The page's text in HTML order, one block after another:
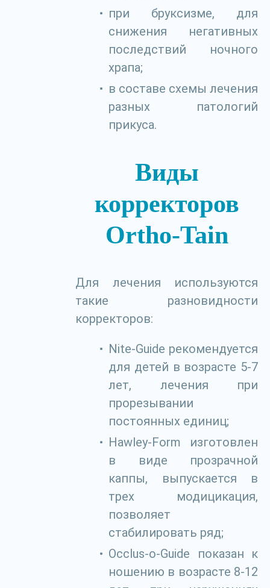
при бруксизме, для
снижения негативных
последствий ночного
храпа;
в составе схемы лечения
разных патологий
прикуса.
Виды
корректоров
Ortho-Tain
Для лечения используются
такие разновидности
корректоров:
Nite-Guide рекомендуется
для детей в возрасте 5-7
лет, лечения при
прорезывании
постоянных единиц;
Hawley-Form изготовлен
в виде прозрачной
каппы, выпускается в
трех модицикация,
позволяет
стабилировать ряд;
Occlus-o-Guide показан к
ношению в возрасте 8-12